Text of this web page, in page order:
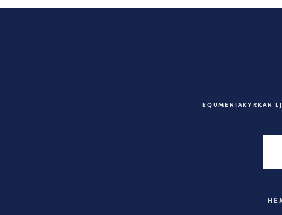
EQUMENIAKYRKAN